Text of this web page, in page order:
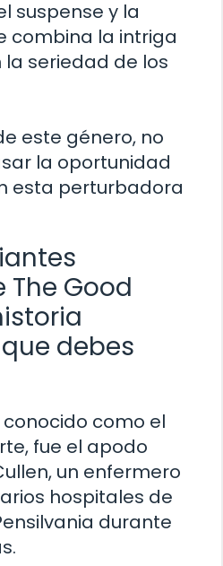
suspense y la
combina la intriga
seriedad de los
este género, no
la oportunidad
esta perturbadora
Good
debes
conocido como el
fue el apodo
un enfermero
hospitales de
durante